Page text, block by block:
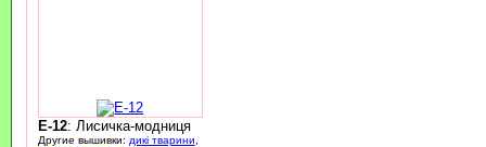
E-12: Лисичка-модниця
Другие вышивки: дикі тварини